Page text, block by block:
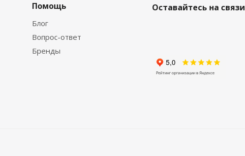
Помощь
Блог
Вопрос-ответ
Бренды
Оставайтесь на связи